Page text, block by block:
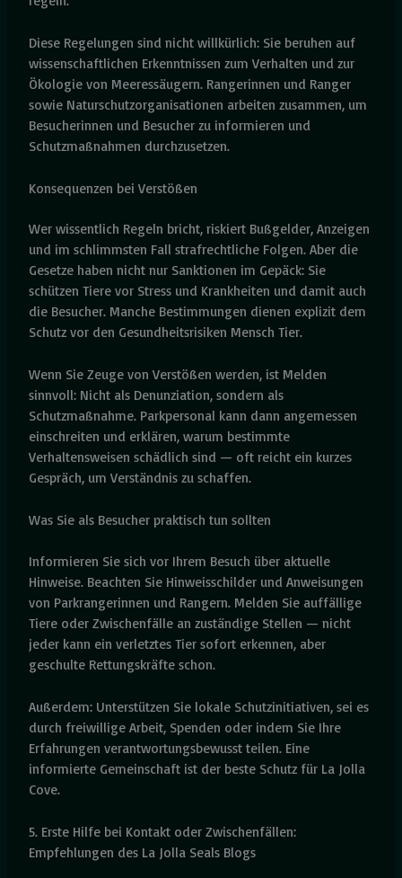
Diese Regelungen sind nicht willkürlich: Sie beruhen auf
wissenschaftlichen Erkenntnissen zum Verhalten und zur
Ökologie von Meeressäugern. Rangerinnen und Ranger
sowie Naturschutzorganisationen arbeiten zusammen, um
Besucherinnen und Besucher zu informieren und
Schutzmaßnahmen durchzusetzen.
Konsequenzen bei Verstößen
Wer wissentlich Regeln bricht, riskiert Bußgelder, Anzeigen
und im schlimmsten Fall strafrechtliche Folgen. Aber die
Gesetze haben nicht nur Sanktionen im Gepäck: Sie
schützen Tiere vor Stress und Krankheiten und damit auch
die Besucher. Manche Bestimmungen dienen explizit dem
Schutz vor den Gesundheitsrisiken Mensch Tier.
Wenn Sie Zeuge von Verstößen werden, ist Melden
sinnvoll: Nicht als Denunziation, sondern als
Schutzmaßnahme. Parkpersonal kann dann angemessen
einschreiten und erklären, warum bestimmte
Verhaltensweisen schädlich sind — oft reicht ein kurzes
Gespräch, um Verständnis zu schaffen.
Was Sie als Besucher praktisch tun sollten
Informieren Sie sich vor Ihrem Besuch über aktuelle
Hinweise. Beachten Sie Hinweisschilder und Anweisungen
von Parkrangerinnen und Rangern. Melden Sie auffällige
Tiere oder Zwischenfälle an zuständige Stellen — nicht
jeder kann ein verletztes Tier sofort erkennen, aber
geschulte Rettungskräfte schon.
Außerdem: Unterstützen Sie lokale Schutzinitiativen, sei es
durch freiwillige Arbeit, Spenden oder indem Sie Ihre
Erfahrungen verantwortungsbewusst teilen. Eine
informierte Gemeinschaft ist der beste Schutz für La Jolla
Cove.
5. Erste Hilfe bei Kontakt oder Zwischenfällen:
Empfehlungen des La Jolla Seals Blogs